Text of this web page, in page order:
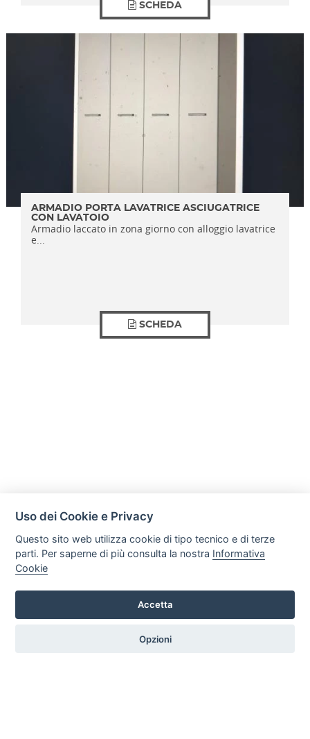
SCHEDA
ARMADIO PORTA LAVATRICE ASCIUGATRICE
CON LAVATOIO
Armadio laccato in zona giorno con alloggio lavatrice
e...
SCHEDA
Mobili Di Palma
Via di Ogliara 89, 84135, Salerno
Tel. +39 089281193 / +39 3358372617 Email:
Uso dei Cookie e Privacy
Questo sito web utilizza cookie di tipo tecnico e di terze
parti. Per saperne di più consulta la nostra Informativa
Cookie
Accetta
Opzioni